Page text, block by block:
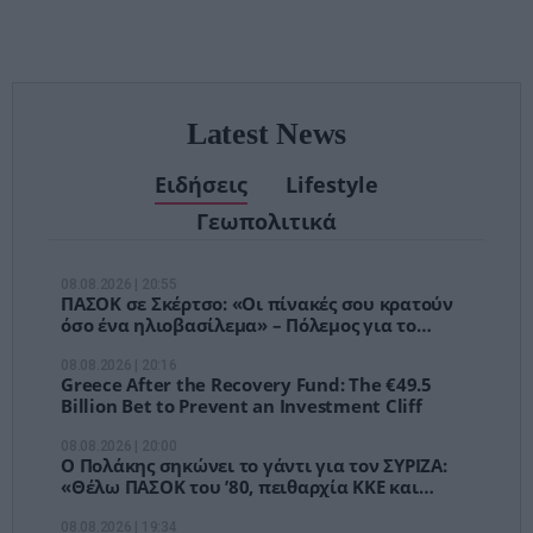
Latest News
Ειδήσεις
Lifestyle
Γεωπολιτικά
ΠΑΣΟΚ σε Σκέρτσο: «Οι πίνακές σου κρατούν
όσο ένα ηλιοβασίλεμα» – Πόλεμος για το
Greece After the Recovery Fund: The €49.5
Billion Bet to Prevent an Investment Cliff
Ο Πολάκης σηκώνει το γάντι για τον ΣΥΡΙΖΑ:
«Θέλω ΠΑΣΟΚ του ’80, πειθαρχία ΚΚΕ και